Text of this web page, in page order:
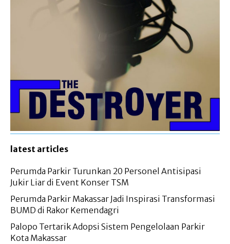
latest articles
Perumda Parkir Turunkan 20 Personel Antisipasi
Jukir Liar di Event Konser TSM
Perumda Parkir Makassar Jadi Inspirasi Transformasi
BUMD di Rakor Kemendagri
Palopo Tertarik Adopsi Sistem Pengelolaan Parkir
Kota Makassar